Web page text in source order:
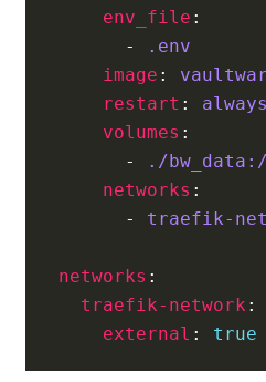
env_file :
-
.env
image :
restart :
always
volumes :
-
./
networks :
- traefik-
networks :
traefik-network :
external : true